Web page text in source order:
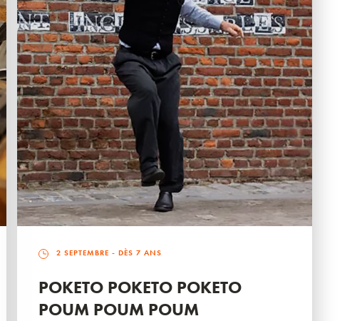
2 SEPTEMBRE - DÈS 7 ANS
POKETO POKETO POKETO
POUM POUM POUM